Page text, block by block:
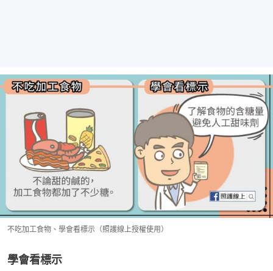
不吃加工食物、學會看標示（照護線上授權使用）
學會看標示